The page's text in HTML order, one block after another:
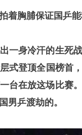
着胸脯保证国乒能
一身冷汗的生死
式登顶全国榜首
台在放这场比赛
男乒渡劫的。